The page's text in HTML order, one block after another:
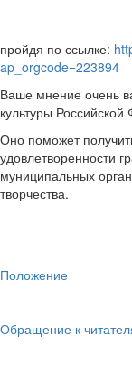
пройдя по ссылке:
ap_orgcode=223894
Ваше мнение очень
культуры
Оно поможет
удовлетворенности
муниципальных
творчества.
Положение
Обращение к